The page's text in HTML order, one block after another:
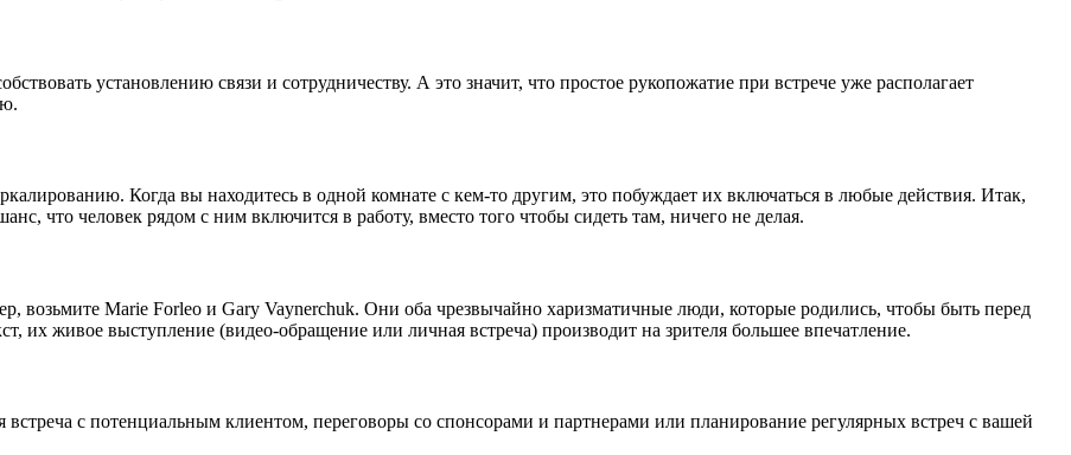
установлению связи и сотрудничеству. А это значит, что простое рукопожатие при встрече уже располагает
Когда вы находитесь в одной комнате с кем-то другим, это побуждает их включаться в любые действия. Итак,
что человек рядом с ним включится в работу, вместо того чтобы сидеть там, ничего не делая.
возьмите Marie Forleo и Gary Vaynerchuk. Они оба чрезвычайно харизматичные люди, которые родились, чтобы быть перед
живое выступление (видео-обращение или личная встреча) производит на зрителя большее впечатление.
с потенциальным клиентом, переговоры со спонсорами и партнерами или планирование регулярных встреч с вашей